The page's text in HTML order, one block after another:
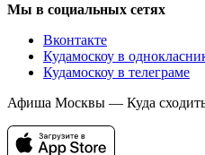
Мы в социальных сетях
Вконтакте
Кудамоскоу в
Кудамоскоу в телеграме
Афиша Москвы — Куда